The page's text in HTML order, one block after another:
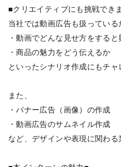
■クリエイティブにも挑戦でき
当社では動画広告も扱っている
・動画でどんな見せ方をする
・商品の魅力をどう伝えるか
といったシナリオ作成にもチャ
また、
・バナー広告（画像）の作成
・動画広告のサムネイル作成
など、デザインや表現に関わる